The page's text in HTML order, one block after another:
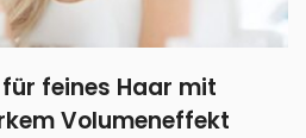
feines Haar mit
Volumeneffekt